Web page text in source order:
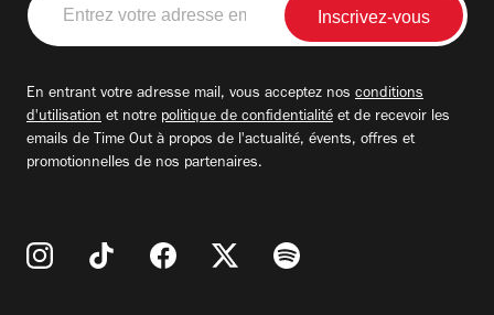
votre
adresse
En entrant votre adresse mail, vous acceptez nos conditions
d'utilisation et notre politique de confidentialité et de recevoir les
emails de Time Out à propos de l'actualité, évents, offres et
promotionnelles de nos partenaires.